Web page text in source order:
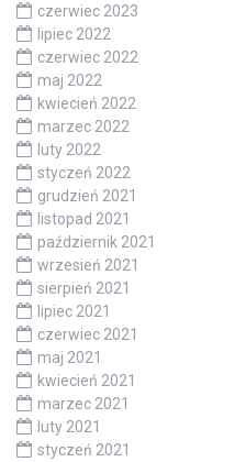
czerwiec 2023
lipiec 2022
czerwiec 2022
maj 2022
kwiecień 2022
marzec 2022
luty 2022
styczeń 2022
grudzień 2021
listopad 2021
październik 2021
wrzesień 2021
sierpień 2021
lipiec 2021
czerwiec 2021
maj 2021
kwiecień 2021
marzec 2021
luty 2021
styczeń 2021